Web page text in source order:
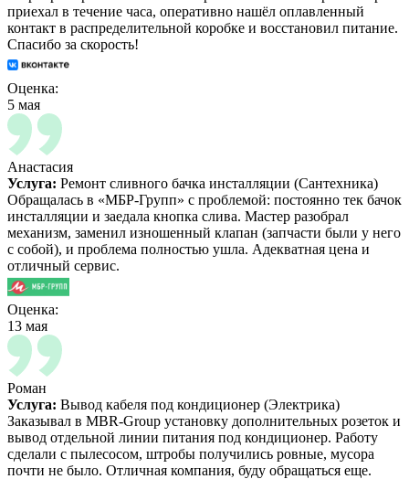
приехал в течение часа, оперативно нашёл оплавленный
контакт в распределительной коробке и восстановил питание.
Спасибо за скорость!
Оценка:
5 мая
Анастасия
Услуга: Ремонт сливного бачка инсталляции (Сантехника)
Обращалась в «МБР-Групп» с проблемой: постоянно тек бачок
инсталляции и заедала кнопка слива. Мастер разобрал
механизм, заменил изношенный клапан (запчасти были у него
с собой), и проблема полностью ушла. Адекватная цена и
отличный сервис.
Оценка:
13 мая
Роман
Услуга: Вывод кабеля под кондиционер (Электрика)
Заказывал в MBR-Group установку дополнительных розеток и
вывод отдельной линии питания под кондиционер. Работу
сделали с пылесосом, штробы получились ровные, мусора
почти не было. Отличная компания, буду обращаться еще.